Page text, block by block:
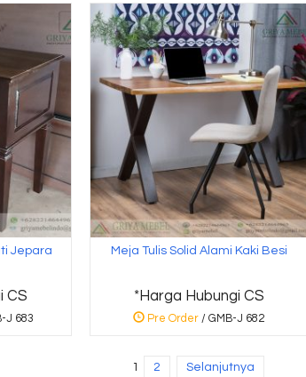
Jepara
CS
J 683
Meja Tulis Solid Alami Kaki Besi
*Harga Hubungi CS
Pre Order / GMB-J 682
1 2 Selanjutnya